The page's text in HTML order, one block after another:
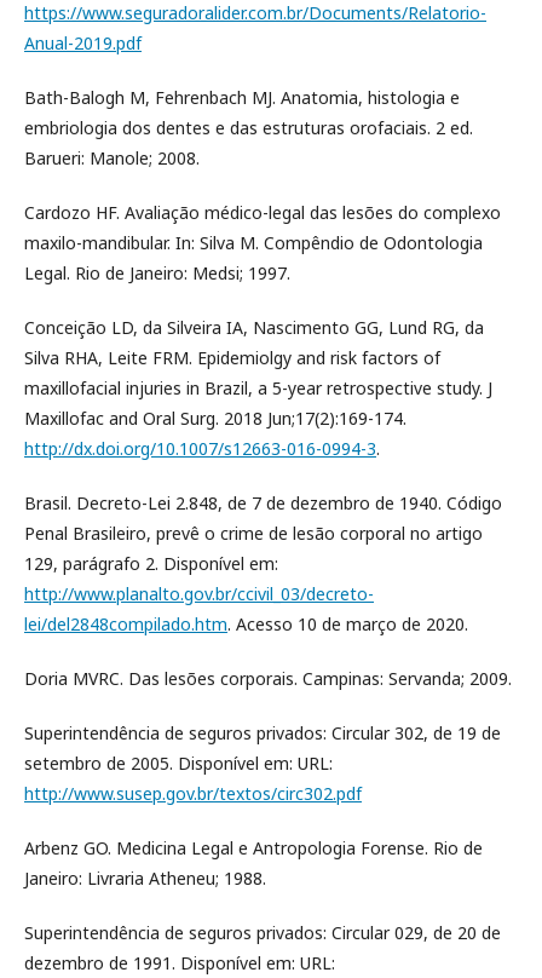
https://www.seguradoralider.com.br/Documents/Relatorio-
Anual-2019.pdf
Bath-Balogh M, Fehrenbach MJ. Anatomia, histologia e
embriologia dos dentes e das estruturas orofaciais. 2 ed.
Barueri: Manole; 2008.
Cardozo HF. Avaliação médico-legal das lesões do complexo
maxilo-mandibular. In: Silva M. Compêndio de Odontologia
Legal. Rio de Janeiro: Medsi; 1997.
Conceição LD, da Silveira IA, Nascimento GG, Lund RG, da
Silva RHA, Leite FRM. Epidemiolgy and risk factors of
maxillofacial injuries in Brazil, a 5-year retrospective study. J
Maxillofac and Oral Surg. 2018 Jun;17(2):169-174.
http://dx.doi.org/10.1007/s12663-016-0994-3.
Brasil. Decreto-Lei 2.848, de 7 de dezembro de 1940. Código
Penal Brasileiro, prevê o crime de lesão corporal no artigo
129, parágrafo 2. Disponível em:
http://www.planalto.gov.br/ccivil_03/decreto-
lei/del2848compilado.htm. Acesso 10 de março de 2020.
Doria MVRC. Das lesões corporais. Campinas: Servanda; 2009.
Superintendência de seguros privados: Circular 302, de 19 de
setembro de 2005. Disponível em: URL:
http://www.susep.gov.br/textos/circ302.pdf
Arbenz GO. Medicina Legal e Antropologia Forense. Rio de
Janeiro: Livraria Atheneu; 1988.
Superintendência de seguros privados: Circular 029, de 20 de
dezembro de 1991. Disponível em: URL: